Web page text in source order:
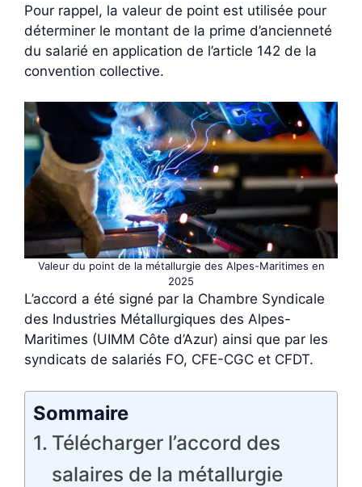
Pour rappel, la valeur de point est utilisée pour
déterminer le montant de la prime d’ancienneté
du salarié en application de l’article 142 de la
convention collective.
Valeur du point de la métallurgie des Alpes-Maritimes en
2025
L’accord a été signé par la Chambre Syndicale
des Industries Métallurgiques des Alpes-
Maritimes (UIMM Côte d’Azur) ainsi que par les
syndicats de salariés FO, CFE-CGC et CFDT.
Sommaire
Télécharger l’accord des
salaires de la métallurgie